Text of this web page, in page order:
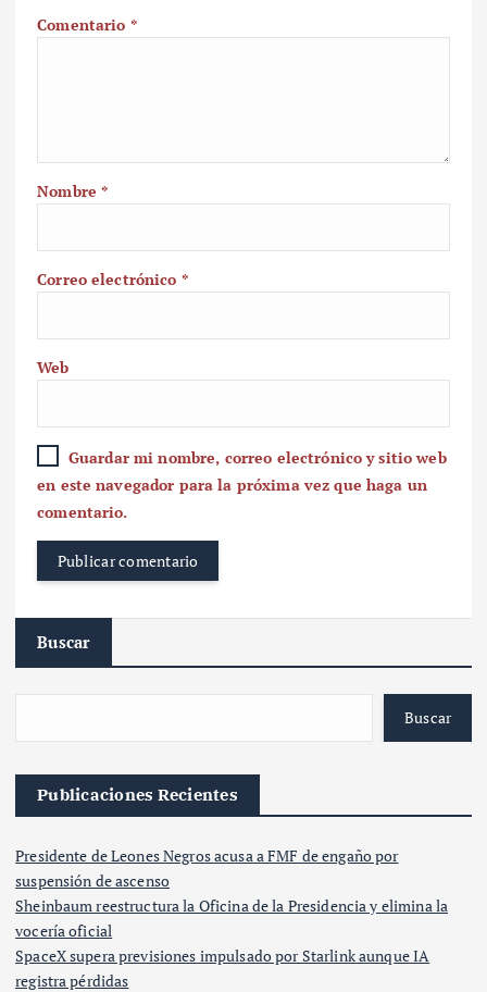
Comentario *
Nombre*
Correo electrónico *
Web
Guardar mi nombre, correo electrónico y sitio web
en este navegador para la próxima vez que haga un
comentario.
Buscar
Buscar
Publicaciones Recientes
Presidente de Leones Negros acusa a FMF de engaño por
suspensión de ascenso
Sheinbaum reestructura la Oficina de la Presidencia y elimina la
vocería oficial
SpaceX supera previsiones impulsado por Starlink aunque IA
registra pérdidas